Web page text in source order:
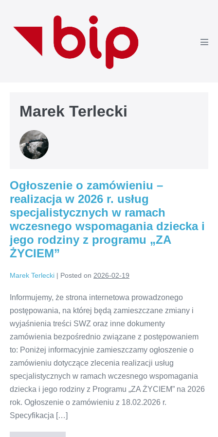
content
Marek Terlecki
Ogłoszenie o zamówieniu –
realizacja w 2026 r. usług
specjalistycznych w ramach
wczesnego wspomagania dziecka i
jego rodziny z programu „ZA
ŻYCIEM”
Marek Terlecki | Posted on 2026-02-19
Informujemy, że strona internetowa prowadzonego
postępowania, na której będą zamieszczane zmiany i
wyjaśnienia treści SWZ oraz inne dokumenty
zamówienia bezpośrednio związane z postępowaniem
to: Poniżej informacyjnie zamieszczamy ogłoszenie o
zamówieniu dotyczące zlecenia realizacji usług
specjalistycznych w ramach wczesnego wspomagania
dziecka i jego rodziny z Programu „ZA ŻYCIEM” na 2026
rok. Ogłoszenie o zamówieniu z 18.02.2026 r.
Specyfikacja […]